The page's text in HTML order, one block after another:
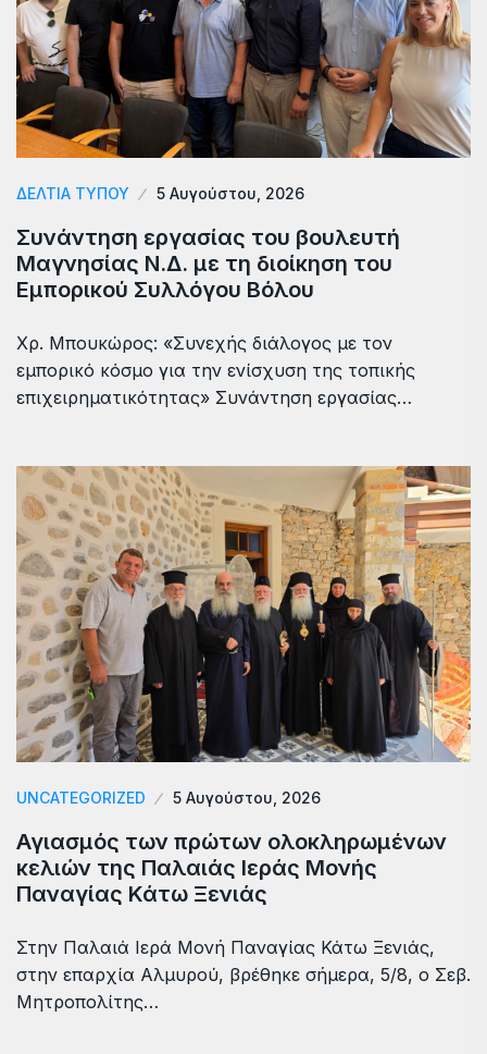
ΔΕΛΤΙΑ ΤΥΠΟΥ 5 Αυγούστου, 2026
Συνάντηση εργασίας του βουλευτή
Μαγνησίας Ν.Δ. με τη διοίκηση του
Εμπορικού Συλλόγου Βόλου
Χρ. Μπουκώρος: «Συνεχής διάλογος με τον
εμπορικό κόσμο για την ενίσχυση της τοπικής
επιχειρηματικότητας» Συνάντηση εργασίας…
UNCATEGORIZED 5 Αυγούστου, 2026
Αγιασμός των πρώτων ολοκληρωμένων
κελιών της Παλαιάς Ιεράς Μονής
Παναγίας Κάτω Ξενιάς
Στην Παλαιά Ιερά Μονή Παναγίας Κάτω Ξενιάς,
στην επαρχία Αλμυρού, βρέθηκε σήμερα, 5/8, ο Σεβ.
Μητροπολίτης…